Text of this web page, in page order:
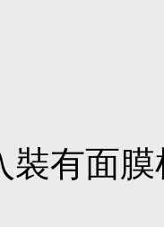
裝有面